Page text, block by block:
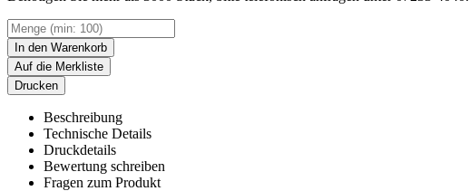
In den Warenkorb
Auf die Merkliste
Drucken
Beschreibung
Technische Details
Druckdetails
Bewertung schreiben
Fragen zum Produkt